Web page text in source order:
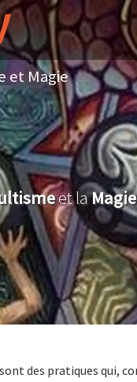
et Magie
et laMagie
sont des pratiques qui,